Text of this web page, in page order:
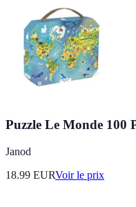
Puzzle Le Monde 100
Janod
18.99 EURVoir le prix